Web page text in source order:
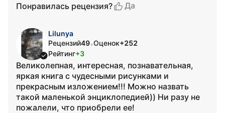
Понравилась рецензия?
Да
Lilunya
Рецензий49•Оценок+252
Рейтинг+3
Великолепная, интересная, познавательная,
яркая книга с чудесными рисунками и
прекрасным изложением!!! Можно назвать
такой маленькой энциклопедией)) Ни разу не
пожалели, что приобрели ее!